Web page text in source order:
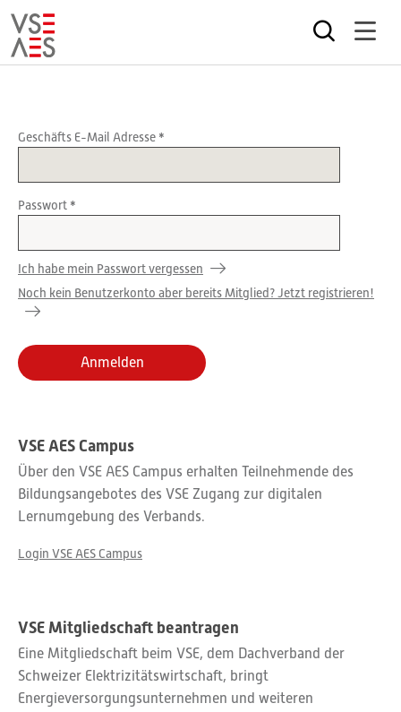
Geschäfts E-Mail Adresse
Passwort
Ich habe mein Passwort vergessen
Noch kein Benutzerkonto aber bereits Mitglied? Jetzt registrieren!
VSE AES Campus
Über den VSE AES Campus erhalten Teilnehmende des
Bildungsangebotes des VSE Zugang zur digitalen
Lernumgebung des Verbands.
Login VSE AES Campus
VSE Mitgliedschaft beantragen
Eine Mitgliedschaft beim VSE, dem Dachverband der
Schweizer Elektrizitätswirtschaft, bringt
Energieversorgungsunternehmen und weiteren